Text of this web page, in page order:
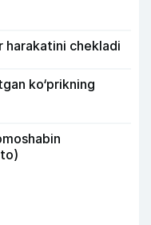
harakatini chekladi
ko‘prikning